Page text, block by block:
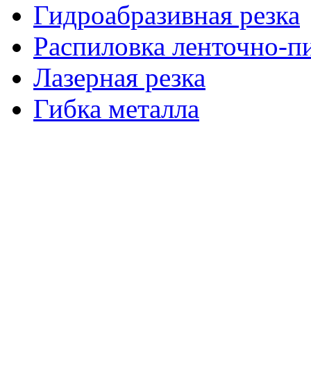
Гидроабразивная резка
Распиловка ленточно-
Лазерная резка
Гибка металла